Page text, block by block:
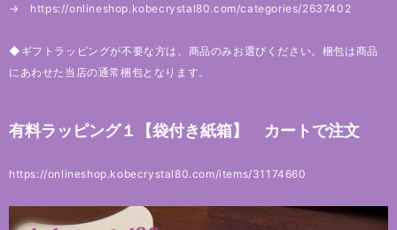
→ https://onlineshop.kobecrystal80.com/categories/2637402
◆ギフトラッピングが不要な方は、商品のみお選びください。梱包は商品
にあわせた当店の通常梱包となります。
有料ラッピング１【袋付き紙箱】 カートで注文
https://onlineshop.kobecrystal80.com/items/31174660